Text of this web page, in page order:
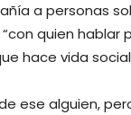
a personas
quien hablar
hace vida
ese alguien,